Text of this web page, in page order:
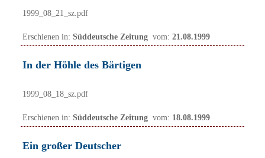
1999_08_21_sz.pdf
Erschienen in: Süddeutsche Zeitung vom: 21.08.1999
In der Höhle des Bärtigen
1999_08_18_sz.pdf
Erschienen in: Süddeutsche Zeitung vom: 18.08.1999
Ein großer Deutscher